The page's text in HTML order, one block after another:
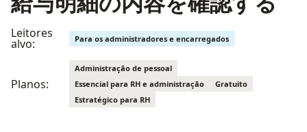
Leitores
alvo: Para os administradores e encarregados
Planos:
Administração de pessoal
Essencial para RH e administração
Gratuito
Estratégico para RH